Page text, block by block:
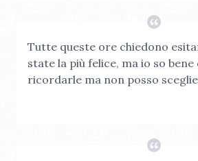
Tutte queste ore chiedono
state la più felice, ma io so bene
ricordarle ma non posso